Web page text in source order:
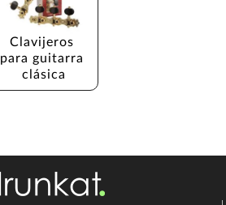
Clavijeros
para guitarra
clásica